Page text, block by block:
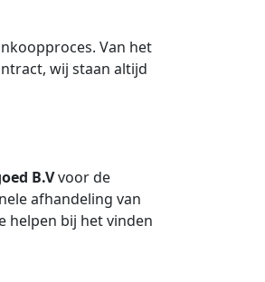
Van het
wij staan altijd
B.Vvoor de
afhandeling van
helpen bij het vinden